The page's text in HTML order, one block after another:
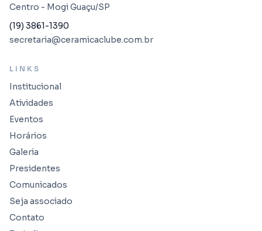
Centro - Mogi Guaçu/SP
(19) 3861-1390
secretaria@ceramicaclube.com.br
LINKS
Institucional
Atividades
Eventos
Horários
Galeria
Presidentes
Comunicados
Seja associado
Contato